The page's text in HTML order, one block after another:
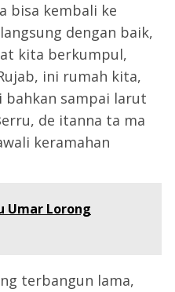
bisa kembali ke
dengan baik,
kita berkumpul,
ini rumah kita,
sampai larut
de itanna ta ma
keramahan
Umar Lorong
terbangun lama,